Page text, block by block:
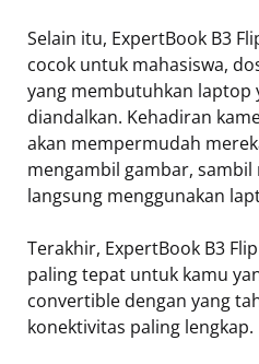
Selain itu, ExpertBook B3
cocok untuk mahasiswa,
yang membutuhkan laptop
diandalkan. Kehadiran
akan mempermudah
mengambil gambar,
langsung menggunakan
Terakhir, ExpertBook B3
paling tepat untuk kamu
convertible dengan yang
konektivitas paling lengkap.